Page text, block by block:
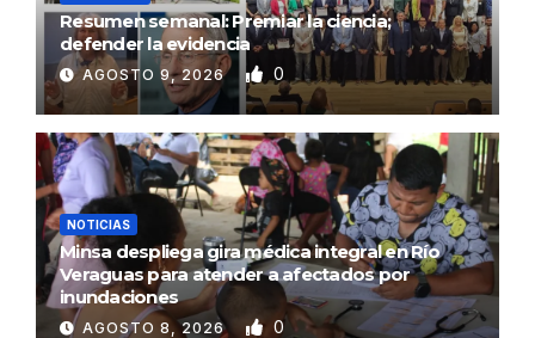
Resumen semanal: Premiar la ciencia;
defender la evidencia
AGOSTO 9, 2026 0
NOTICIAS
Minsa despliega gira médica integral en Río
Veraguas para atender a afectados por
inundaciones
AGOSTO 8, 2026 0